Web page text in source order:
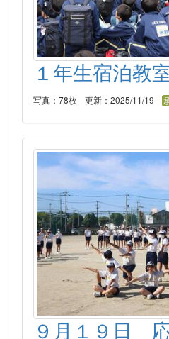
１年生宿泊教
写真：78枚 更新：2025/11/19
９月１９日